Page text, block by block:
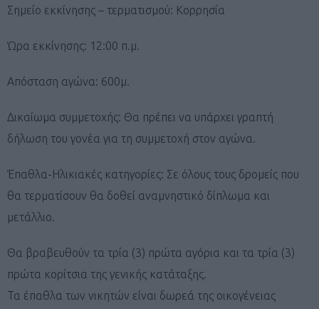
Σημείο εκκίνησης – τερματισμού: Κορρησία
Ώρα εκκίνησης: 12:00 π.μ.
Απόσταση αγώνα: 600μ.
Δικαίωμα συμμετοχής: Θα πρέπει να υπάρχει γραπτή
δήλωση του γονέα για τη συμμετοχή στον αγώνα.
Έπαθλα-Ηλικιακές κατηγορίες: Σε όλους τους δρομείς που
θα τερματίσουν θα δοθεί αναμνηστικό δίπλωμα και
μετάλλιο.
Θα βραβευθούν τα τρία (3) πρώτα αγόρια και τα τρία (3)
πρώτα κορίτσια της γενικής κατάταξης.
Τα έπαθλα των νικητών είναι δωρεά της οικογένειας